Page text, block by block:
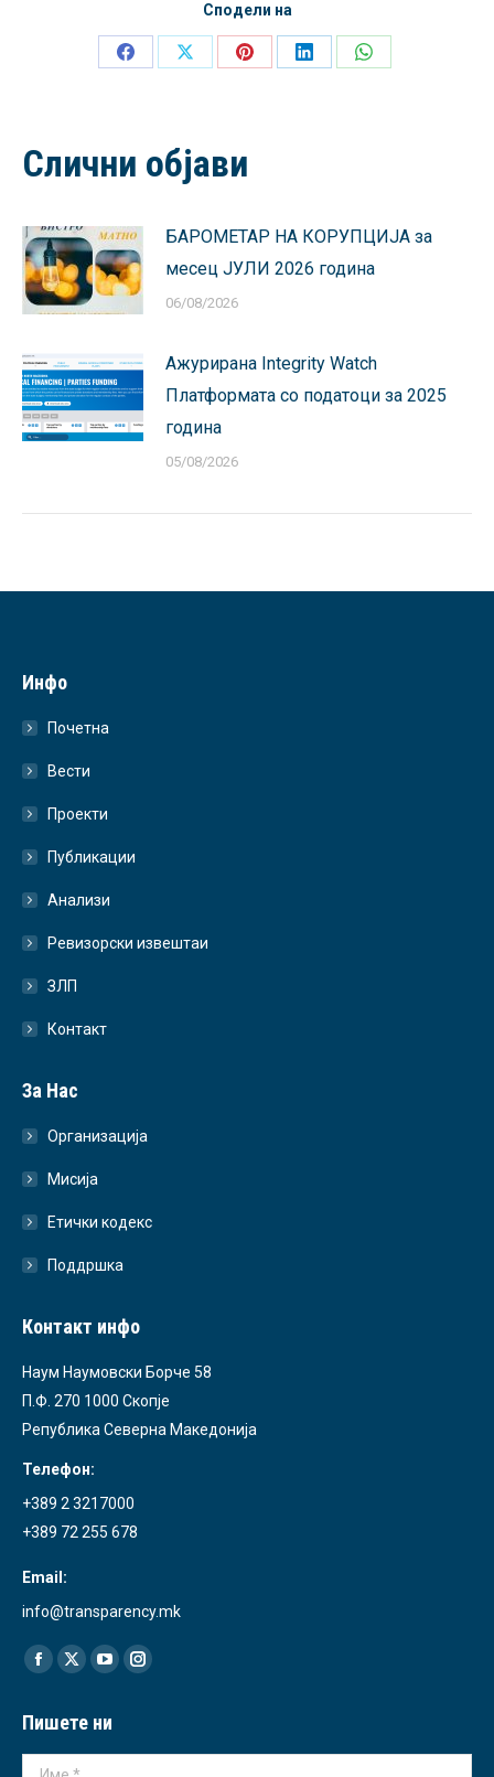
Сподели на
Share
Share
Share
Share
Share
Слични објави
БАРОМЕТАР НА КОРУПЦИЈА за
месец ЈУЛИ 2026 година
06/08/2026
Ажурирана Integrity Watch
Платформата со податоци за 2025
година
05/08/2026
Инфо
Почетна
Вести
Проекти
Публикации
Анализи
Ревизорски извештаи
ЗЛП
Контакт
За Нас
Организација
Мисија
Етички кодекс
Поддршка
Контакт инфо
Наум Наумовски Борче 58
П.Ф. 270 1000 Скопје
Република Северна Македонија
Телефон:
+389 2 3217000
+389 72 255 678
Email:
info@transparency.mk
Find us on:
Facebook
opens
in
X
opens
in
YouTube
opens
in
Instagram
in
Пишете ни
Име *